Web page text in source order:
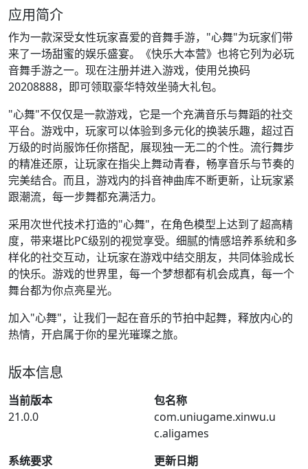
应用简介
作为一款深受女性玩家喜爱的音舞手游，"心舞"为玩家们带
来了一场甜蜜的娱乐盛宴。《快乐大本营》也将它列为必玩
音舞手游之一。现在注册并进入游戏，使用兑换码
20208888，即可领取豪华特效坐骑大礼包。
"心舞"不仅仅是一款游戏，它是一个充满音乐与舞蹈的社交
平台。游戏中，玩家可以体验到多元化的换装乐趣，超过百
万级的时尚服饰任你搭配，展现独一无二的个性。流行舞步
的精准还原，让玩家在指尖上舞动青春，畅享音乐与节奏的
完美结合。而且，游戏内的抖音神曲库不断更新，让玩家紧
跟潮流，每一步舞都充满活力。
采用次世代技术打造的"心舞"，在角色模型上达到了超高精
度，带来堪比PC级别的视觉享受。细腻的情感培养系统和多
样化的社交互动，让玩家在游戏中结交朋友，共同体验成长
的快乐。游戏的世界里，每一个梦想都有机会成真，每一个
舞台都为你点亮星光。
加入"心舞"，让我们一起在音乐的节拍中起舞，释放内心的
热情，开启属于你的星光璀璨之旅。
版本信息
当前版本
21.0.0
包名称
com.uniugame.xinwu.u
c.aligames
系统要求
更新日期